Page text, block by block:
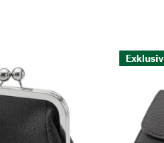
Exklusiv